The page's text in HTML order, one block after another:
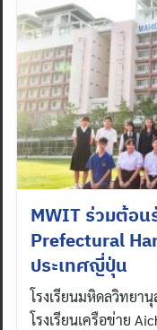
MWIT ร่วมต้อ
Prefectural
ประเทศญี่ปุ่น
โรงเรียนมหิดลวิทย
โรงเรียนเครือข่าย